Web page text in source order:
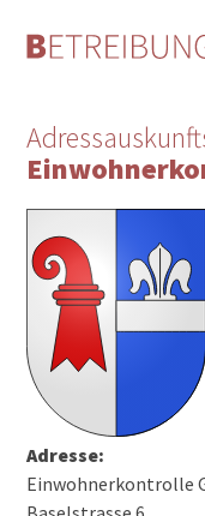
Adresse:
Einwohnerkontrolle